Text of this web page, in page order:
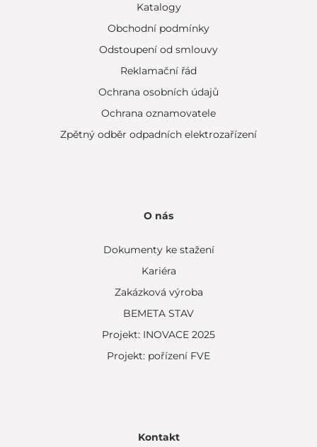
Katalogy
Obchodní podmínky
Odstoupení od smlouvy
Reklamační řád
Ochrana osobních údajů
Ochrana oznamovatele
Zpětný odběr odpadních elektrozařízení
O nás
Dokumenty ke stažení
Kariéra
Zakázková výroba
BEMETA STAV
Projekt: INOVACE 2025
Projekt: pořízení FVE
Kontakt